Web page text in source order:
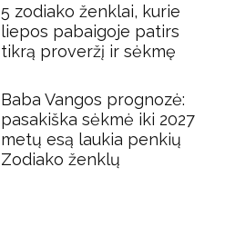
5 zodiako ženklai, kurie
liepos pabaigoje patirs
tikrą proveržį ir sėkmę
Baba Vangos prognozė:
pasakiška sėkmė iki 2027
metų esą laukia penkių
Zodiako ženklų